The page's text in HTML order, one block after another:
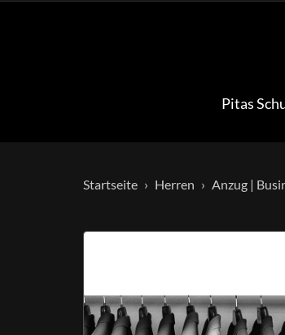
Pitas
Startseite Herren Anzug |